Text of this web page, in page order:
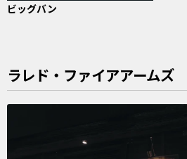
ビッグバン
ラレド・ファイアアームズ